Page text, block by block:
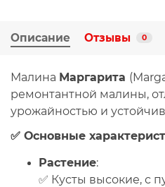
Описание Отзывы 0
Малина Маргарита
ремонтантной малины,
урожайностью и
✅ Основные
Растение:
✅ Кусты высокие, с